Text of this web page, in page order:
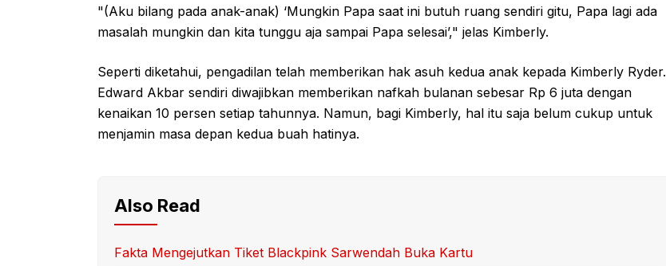
"(Aku bilang pada anak-anak) ‘Mungkin Papa saat ini butuh ruang sendiri gitu, Papa lagi ada
masalah mungkin dan kita tunggu aja sampai Papa selesai’," jelas Kimberly.
Seperti diketahui, pengadilan telah memberikan hak asuh kedua anak kepada Kimberly Ryder.
Edward Akbar sendiri diwajibkan memberikan nafkah bulanan sebesar Rp 6 juta dengan
kenaikan 10 persen setiap tahunnya. Namun, bagi Kimberly, hal itu saja belum cukup untuk
menjamin masa depan kedua buah hatinya.
Also Read
Fakta Mengejutkan Tiket Blackpink Sarwendah Buka Kartu